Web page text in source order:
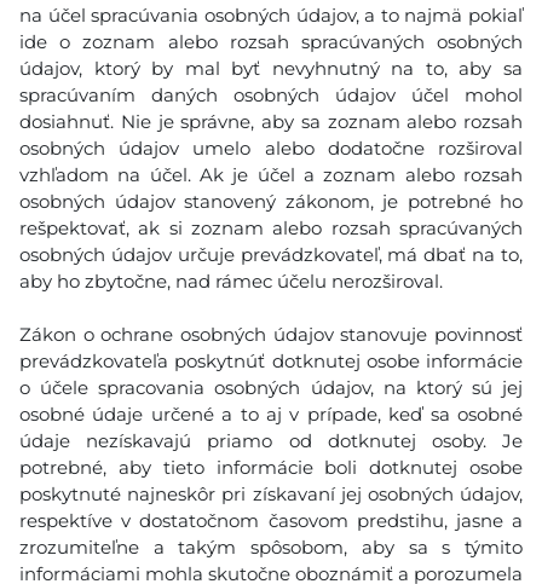
na účel spracúvania osobných údajov, a to najmä pokiaľ
ide o zoznam alebo rozsah spracúvaných osobných
údajov, ktorý by mal byť nevyhnutný na to, aby sa
spracúvaním daných osobných údajov účel mohol
dosiahnuť. Nie je správne, aby sa zoznam alebo rozsah
osobných údajov umelo alebo dodatočne rozširoval
vzhľadom na účel. Ak je účel a zoznam alebo rozsah
osobných údajov stanovený zákonom, je potrebné ho
rešpektovať, ak si zoznam alebo rozsah spracúvaných
osobných údajov určuje prevádzkovateľ, má dbať na to,
aby ho zbytočne, nad rámec účelu nerozširoval.
Zákon o ochrane osobných údajov stanovuje povinnosť
prevádzkovateľa poskytnúť dotknutej osobe informácie
o účele spracovania osobných údajov, na ktorý sú jej
osobné údaje určené a to aj v prípade, keď sa osobné
údaje nezískavajú priamo od dotknutej osoby. Je
potrebné, aby tieto informácie boli dotknutej osobe
poskytnuté najneskôr pri získavaní jej osobných údajov,
respektíve v dostatočnom časovom predstihu, jasne a
zrozumiteľne a takým spôsobom, aby sa s týmito
informáciami mohla skutočne oboznámiť a porozumela